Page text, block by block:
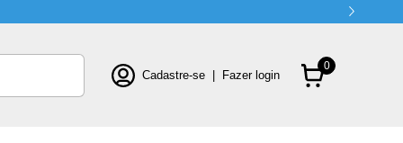
Cadastre-se Fazer login
0